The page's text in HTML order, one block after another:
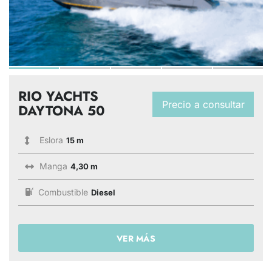
Precio a consultar
RIO YACHTS
DAYTONA 50
Eslora 15 m
Manga 4,30 m
Combustible Diesel
VER MÁS